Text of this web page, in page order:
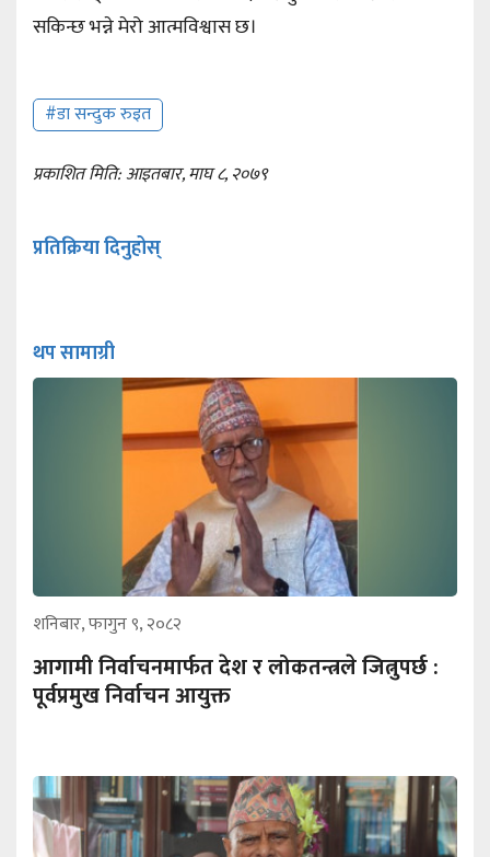
सकिन्छ भन्ने मेरो आत्मविश्वास छ।
#डा सन्दुक रुइत
प्रकाशित मिति: आइतबार, माघ ८, २०७९
प्रतिक्रिया दिनुहोस्
थप सामाग्री
शनिबार, फागुन ९, २०८२
आगामी निर्वाचनमार्फत देश र लोकतन्त्रले जित्नुपर्छ :
पूर्वप्रमुख निर्वाचन आयुक्त